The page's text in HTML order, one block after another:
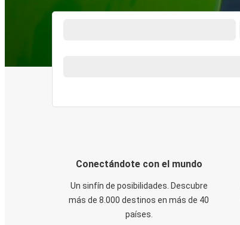
Conectándote con el mundo
Un sinfín de posibilidades. Descubre
más de 8.000 destinos en más de 40
países.